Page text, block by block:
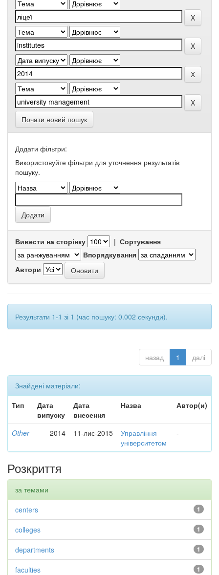
Почати новий пошук
Додати фільтри:
Використовуйте фільтри для уточнення результатів
пошуку.
Вивести на сторінку | Сортування
Впорядкування
Автори
Результати 1-1 зі 1 (час пошуку: 0.002 секунди).
назад 1 далі
Знайдені матеріали:
Тип
Дата
випуску
Дата
внесення
Назва Автор(и)
Other 2014 11-лис-2015
Управління
університетом
-
Розкриття
за темами
1
centers
1
colleges
1
departments
1
faculties